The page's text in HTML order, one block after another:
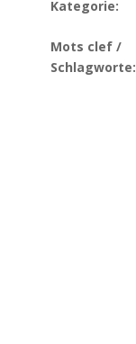
Kategorie:
Mots clef /
Schlagworte: